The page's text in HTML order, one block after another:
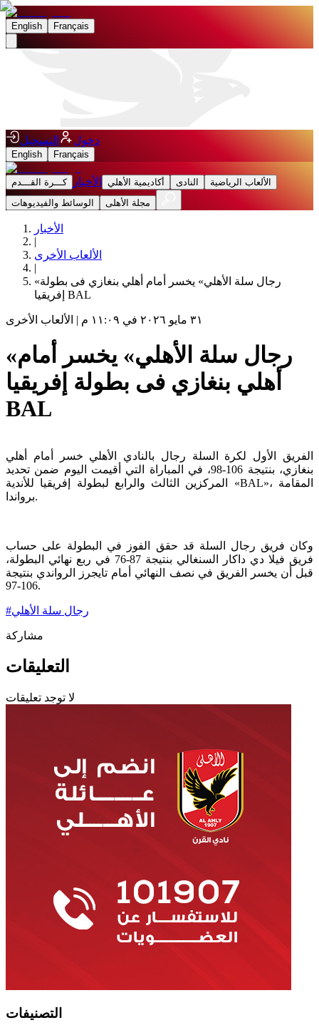
English Français
دخول التسجيل
English Français
كـــرة القـــدم الأخبار أكاديمية الأهلي النادى
الألعاب الرياضية
الوسائط والفيديوهات
مجلة الأهلى
الأخبار
|
الألعاب الأخرى
|
«رجال سلة الأهلي» يخسر أمام أهلي بنغازي فى بطولة
إفريقيا BAL
٣١ مايو ٢٠٢٦ في ١١:٠٩ م | الألعاب الأخرى
«رجال سلة الأهلي» يخسر أمام
أهلي بنغازي فى بطولة إفريقيا
BAL
الفريق الأول لكرة السلة رجال بالنادي الأهلي خسر أمام أهلي
بنغازي، بنتيجة 106-98، في المباراة التي أقيمت اليوم ضمن تحديد
المركزين الثالث والرابع لبطولة إفريقيا للأندية «BAL»، المقامة
برواندا.
وكان فريق رجال السلة قد حقق الفوز في البطولة على حساب
فريق فيلا دي داكار السنغالي بنتيجة 87-76 في ربع نهائي البطولة،
قبل أن يخسر الفريق في نصف النهائي أمام تايجرز الرواندي بنتيجة
106-97.
#رجال سلة الأهلي
مشاركة
التعليقات
لا توجد تعليقات
التصنيفات